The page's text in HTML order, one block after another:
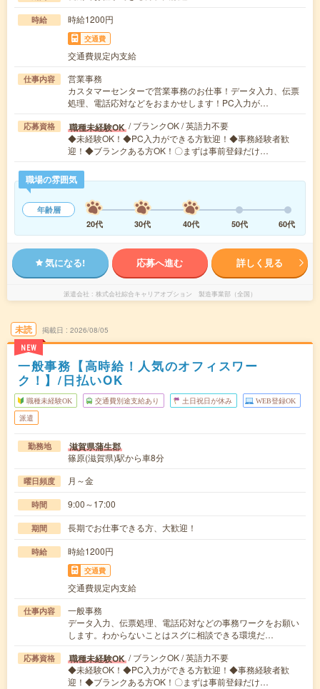
時給 時給1200円
交通費
交通費規定内支給
仕事内容
営業事務
カスタマーセンターで営業事務のお仕事！データ入力、伝票
処理、電話応対などをおまかせします！PC入力が…
応募資格 職種未経験OK / ブランクOK / 英語力不要
◆未経験OK！◆PC入力ができる方歓迎！◆事務経験者歓
迎！◆ブランクある方OK！〇まずは事前登録だけ…
職場の雰囲気
年齢層
20代
30代 40代 50代 60代
気になる! 応募へ進む 詳しく見る
派遣会社 株式会社綜合キャリアオプション 製造事業部（全国）
未読
NEW
掲載日 2026/08/05
一般事務【高時給！人気のオフィスワー
ク！】/日払いOK
職種未経験OK 交通費別途支給あり 土日祝日が休み WEB登録OK
派遣
勤務地 滋賀県蒲生郡
篠原(滋賀県)駅から車8分
曜日頻度 月～金
時間 9:00～17:00
期間 長期でお仕事できる方、大歓迎！
時給 時給1200円
交通費
交通費規定内支給
仕事内容
一般事務
データ入力、伝票処理、電話応対などの事務ワークをお願い
します。わからないことはスグに相談できる環境だ…
応募資格 職種未経験OK / ブランクOK / 英語力不要
◆未経験OK！◆PC入力ができる方歓迎！◆事務経験者歓
迎！◆ブランクある方OK！〇まずは事前登録だけ…